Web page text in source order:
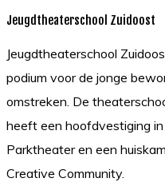
Jeugdtheaterschool Zuidoost
Jeugdtheaterschool
podium voor de jonge
omstreken. De
heeft een hoofdvestiging
Parktheater en een
Creative Community.